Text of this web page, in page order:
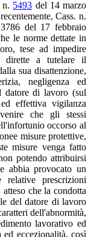
n. 5493 del 14 marzo
Cass. n.
del 17 febbraio
le norme dettate in
tese ad impedire
dirette a tutelare il
sua disattenzione,
negligenza ed
datore di lavoro (sul
effettiva vigilanza
che gli stessi
occorso al
misure protettive,
misure venga fatto
potendo attribuirsi
abbia provocato un
prescrizioni
che la condotta
del datore di lavoro
dell'abnormità,
lavorativo ed
eccezionalità, così